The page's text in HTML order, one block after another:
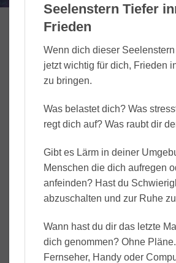
Seelenstern Tiefer
Frieden
Wenn dich dieser Seelenstern
jetzt wichtig für dich, Frieden
zu bringen.
Was belastet dich? Was
regt dich auf? Was raubt dir
Gibt es Lärm in deiner
Menschen die dich aufregen
anfeinden? Hast du
abzuschalten und zur Ruhe
Wann hast du dir das letzte
dich genommen? Ohne
Fernseher, Handy oder